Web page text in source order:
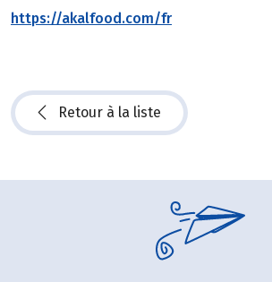
https://akalfood.com/fr
Retour à la liste